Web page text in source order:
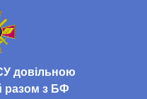
довільною
разом з БФ